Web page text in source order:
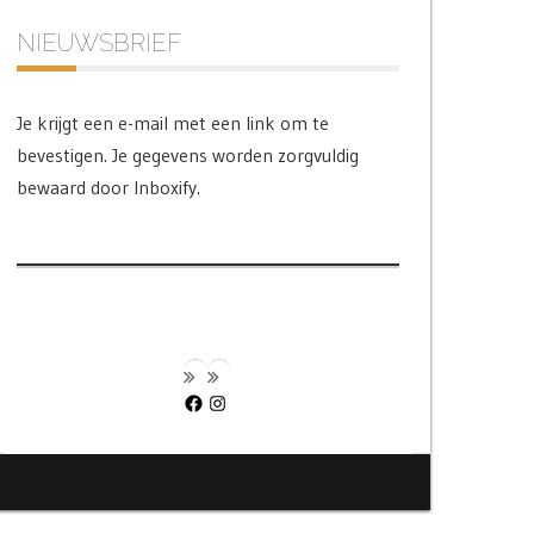
NIEUWSBRIEF
Je krijgt een e-mail met een link om te
bevestigen. Je gegevens worden zorgvuldig
bewaard door Inboxify.
Facebook
Instagram